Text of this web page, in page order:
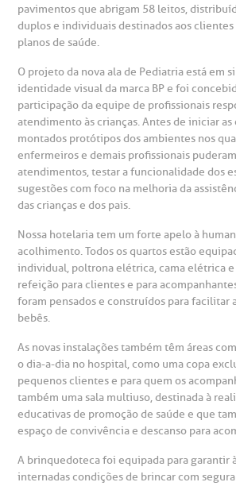
in antecipado
de exames
de Exames
A BP conta com você para melhorar sempre a
A Ouvidoria e SAC são canais para você, cliente da
suas dúvidas, registrar suas reclamações ou fazer
relacionados ao nosso atendimento e aos nossos
Horário de atendimento: 2ª a 6ª feira das 7h às 18h
(11)3505-1000
ouvidoria@bp.org.br
Fale Conosco
Hospital BP
Endereço:
Rua Maestro Cardim, 769
CEP: 01323-001 | Bela Vista
São Paulo - SP
BP Mirante
do médico
de conduta
Financeiras
social da BP
corporativa
social
Telemedicina BP
Teleinterconsulta
Centro de Doenças
de atendimento
de Infarto SUS
de Visita
socorro
de cópia de prontuário
de orçamento particular
de veracidade de atestado
atendimento
de Excelência em Neurologia e
de Excelência em Ortopedia
especialidades
pavimentos que abrigam 58 leitos,
duplos e individuais destinados aos
planos de saúde.
O projeto da nova ala de Pediatria está em
identidade visual da marca BP e foi
participação da equipe de profissionais
atendimento às crianças. Antes de iniciar as
montados protótipos dos ambientes nos
enfermeiros e demais profissionais
atendimentos, testar a funcionalidade dos
sugestões com foco na melhoria da
das crianças e dos pais.
Nossa hotelaria tem um forte apelo à
acolhimento. Todos os quartos estão
individual, poltrona elétrica, cama elétrica e
refeição para clientes e para
foram pensados e construídos para facilitar
bebês.
As novas instalações também têm áreas
o dia-a-dia no hospital, como uma copa
pequenos clientes e para quem os
também uma sala multiuso, destinada à
educativas de promoção de saúde e que
espaço de convivência e descanso para
A brinquedoteca foi equipada para garantir
internadas condições de brincar com